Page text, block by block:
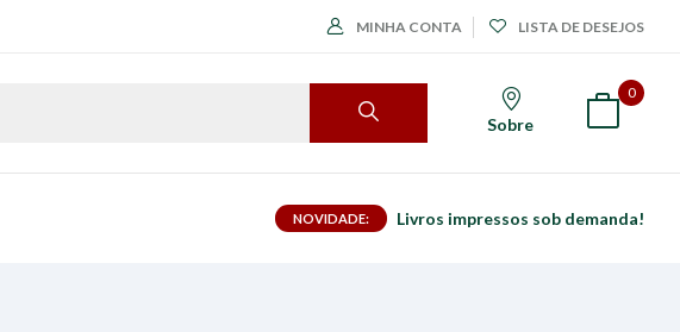
MINHA CONTA LISTA DE DESEJOS
Sobre
0
NOVIDADE: Livros impressos sob demanda!